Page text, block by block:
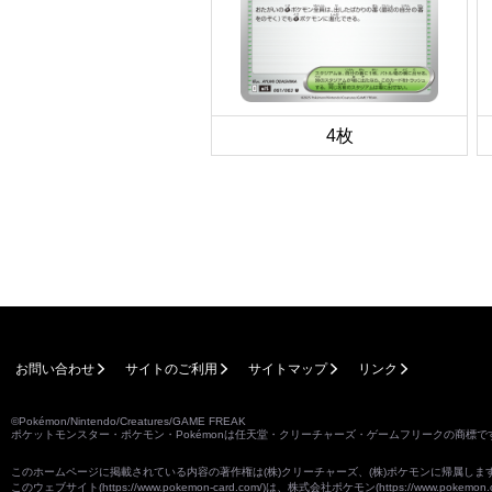
4枚
お問い合わせ サイトのご利用 サイトマップ リンク
©Pokémon/Nintendo/Creatures/GAME FREAK
ポケットモンスター・ポケモン・Pokémonは任天堂・クリーチャーズ・ゲームフリークの商標で
このホームページに掲載されている内容の著作権は(株)クリーチャーズ、(株)ポケモンに帰属し
このウェブサイト(https://www.pokemon-card.com/)は、株式会社ポケモン(https://